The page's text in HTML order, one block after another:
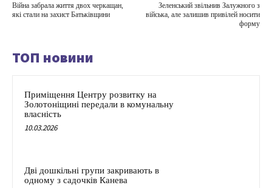
Війна забрала життя двох черкащан,
які стали на захист Батьківщини
Зеленський звільнив Залужного з
війська, але залишив привілей носити
форму
ТОП новини
Приміщення Центру розвитку на
Золотоніщині передали в комунальну
власність
10.03.2026
Дві дошкільні групи закривають в
одному з садочків Канева